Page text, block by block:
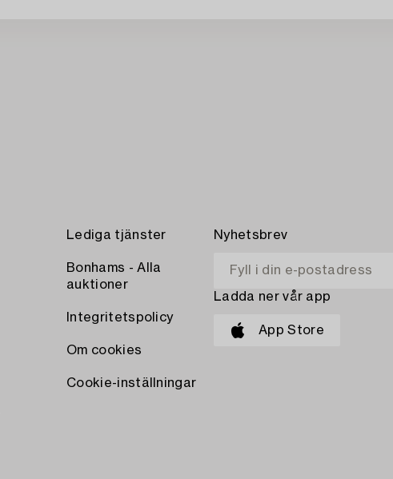
Lediga tjänster
Bonhams - Alla
auktioner
Integritetspolicy
Om cookies
Cookie-inställningar
Nyhetsbrev
Ladda ner vår app
App Store